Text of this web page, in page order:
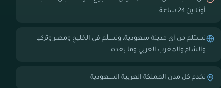
أونلاين 24 ساعة
نستلم من أي مدينة سعودية، ونسلّم في الخليج ومصر وتركيا
والشام والمغرب العربي وما بعدها
نخدم كل مدن المملكة العربية السعودية